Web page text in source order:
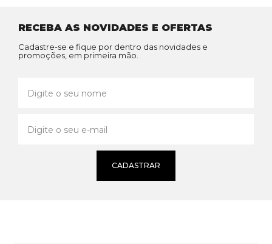
RECEBA AS NOVIDADES E OFERTAS
Cadastre-se e fique por dentro das novidades e
promoções, em primeira mão.
CADASTRAR